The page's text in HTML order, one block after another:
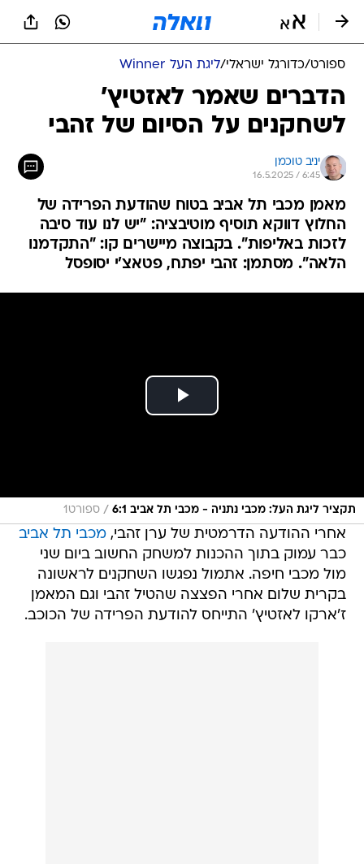
ספורט/כדורגל ישראלי/ליגת העל Winner
הדברים שאמר לאזטיץ'
לשחקנים על הסיום של זהבי
יניב טוכמן
16.5.2025 / 6:45
מאמן מכבי תל אביב בטוח שהודעת הפרידה של
החלוץ דווקא תוסיף מוטיבציה: "יש לנו עוד סיבה
לזכות באליפות". בקבוצה מיישרים קו: "התקדמנו
הלאה". מסתמן: זהבי יפתח, פטאצ'י יסופסל
תקציר ליגת העל: מכבי נתניה - מכבי תל אביב 6:1 / ספורט1
אחרי ההודעה הדרמטית של ערן זהבי,מכבי תל אביב
כבר עמוק בתוך ההכנות למשחק החשוב ביום שני
מול מכבי חיפה. אתמול נפגשו השחקנים לראשונה
בקרית שלום אחרי הפצצה שהטיל זהבי וגם המאמן
ז'ארקו לאזטיץ' התייחס להודעת הפרידה של הכוכב.